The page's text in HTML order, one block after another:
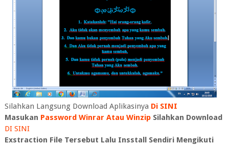
Silahkan Langsung Download Aplikasinya Di SINI
Masukan Password Winrar Atau WinzipSilahkan Download
DI SINI
Exstraction File Tersebut Lalu Insstall Sendiri Mengikuti